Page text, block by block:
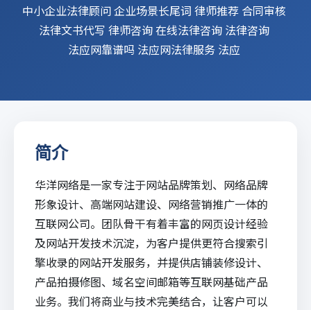
中小企业法律顾问企业场景长尾词 律师推荐 合同审核
法律文书代写 律师咨询在线法律咨询 法律咨询
法应网靠谱吗 法应网法律服务 法应
简介
华洋网络是一家专注于网站品牌策划、网络品牌
形象设计、高端网站建设、网络营销推广一体的
互联网公司。团队骨干有着丰富的网页设计经验
及网站开发技术沉淀，为客户提供更符合搜索引
擎收录的网站开发服务，并提供店铺装修设计、
产品拍摄修图、域名空间邮箱等互联网基础产品
业务。我们将商业与技术完美结合，让客户可以